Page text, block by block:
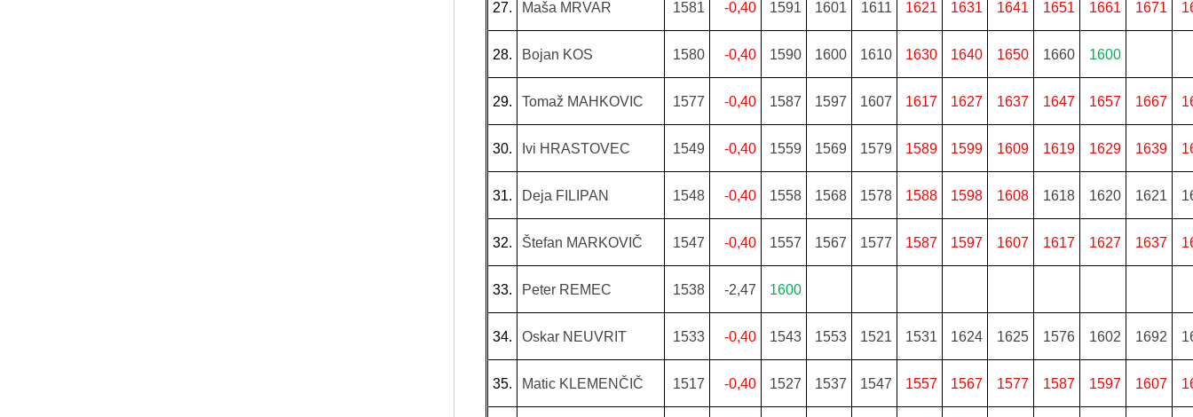
27. Maša MRVAR 1581 -0,40 1591 1601 1611 1621 1631 1641 1651 1661 1671
28. Bojan KOS 1580 -0,40 1590 1600 1610 1630 1640 1650 1660 1600
29. Tomaž MAHKOVIC 1577 -0,40 1587 1597 1607 1617 1627 1637 1647 1657 1667
30. Ivi HRASTOVEC 1549 -0,40 1559 1569 1579 1589 1599 1609 1619 1629 1639
31. Deja FILIPAN 1548 -0,40 1558 1568 1578 1588 1598 1608 1618 1620 1621
32. Štefan MARKOVIČ 1547 -0,40 1557 1567 1577 1587 1597 1607 1617 1627 1637
33. Peter REMEC 1538 -2,47 1600
34. Oskar NEUVRIT 1533 -0,40 1543 1553 1521 1531 1624 1625 1576 1602 1692
35. Matic KLEMENČIČ 1517 -0,40 1527 1537 1547 1557 1567 1577 1587 1597 1607